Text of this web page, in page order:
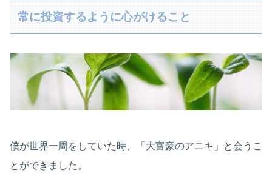
常に投資するように心がけること
僕が世界一周をしていた時、「大富豪のアニキ」と会うこ
とができました。